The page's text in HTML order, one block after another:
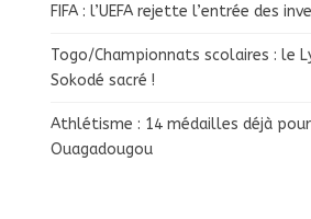
FIFA : l’UEFA rejette l’entrée des
Togo/Championnats scolaires : le
Sokodé sacré !
Athlétisme : 14 médailles déjà
Ouagadougou